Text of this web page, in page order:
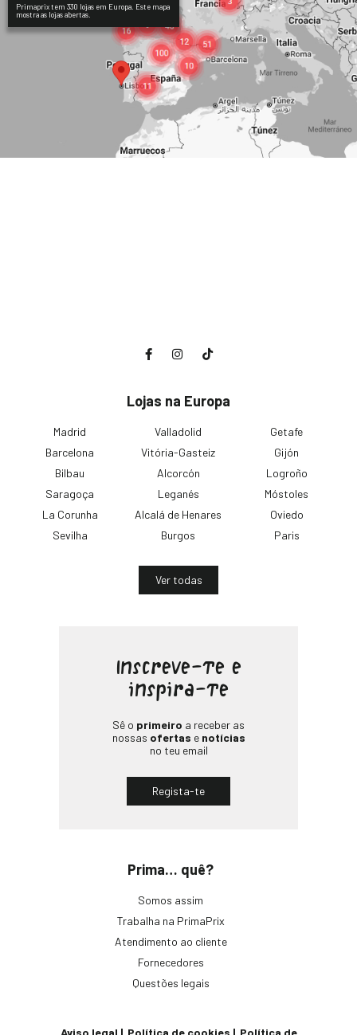
Primaprix tem 330 lojas em Europa. Este mapa
mostra as lojas abertas.
Lojas na Europa
Madrid
Barcelona
Bilbau
Saragoça
La Corunha
Sevilha
Valladolid
Vitória-Gasteiz
Alcorcón
Leganés
Alcalá de Henares
Burgos
Getafe
Gijón
Logroño
Móstoles
Oviedo
Paris
Ver todas
Prima… quê?
Somos assim
Trabalha na PrimaPrix
Atendimento ao cliente
Fornecedores
Questões legais
Inscreve-te e
inspira-te
Sê o primeiro a receber as
nossas ofertas e notícias
no teu email
Regista-te